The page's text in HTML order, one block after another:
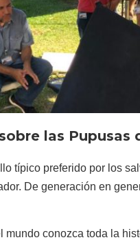
las Pupusas
típico preferido por los
De generación en
conozca toda la